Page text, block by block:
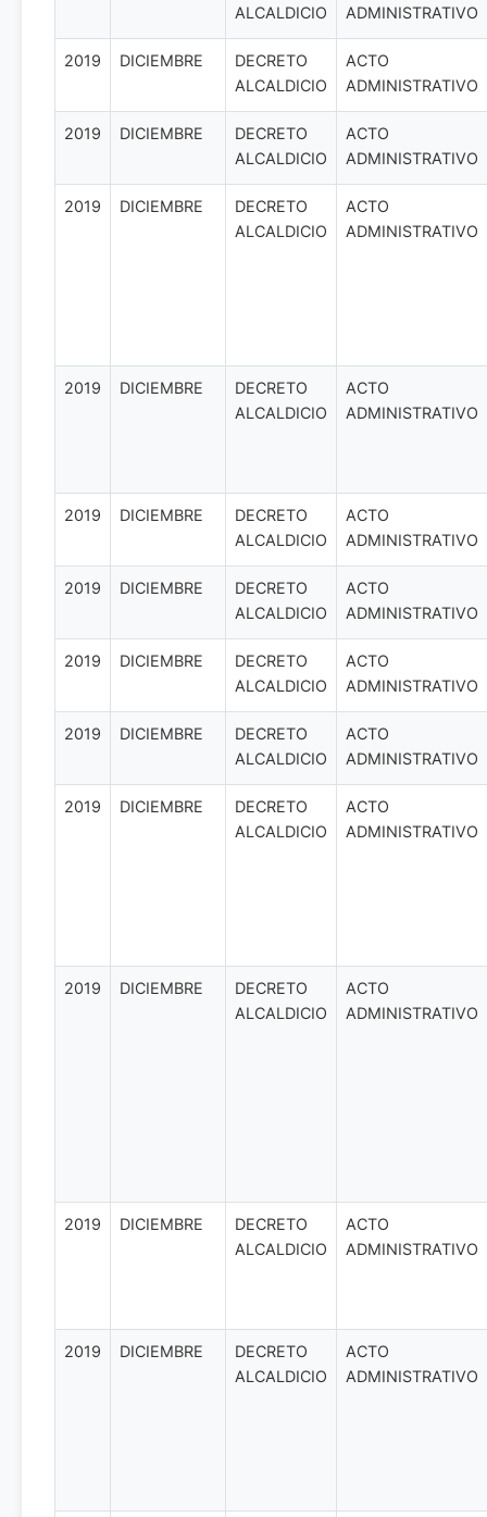
ALCALDICIO
ADMINISTRATIVO
2019 DICIEMBRE
DECRETO
ALCALDICIO
ACTO
ADMINISTRATIVO
2019 DICIEMBRE
DECRETO
ALCALDICIO
ACTO
ADMINISTRATIVO
2019 DICIEMBRE
DECRETO
ALCALDICIO
ACTO
ADMINISTRATIVO
2019 DICIEMBRE
DECRETO
ALCALDICIO
ACTO
ADMINISTRATIVO
2019 DICIEMBRE
DECRETO
ALCALDICIO
ACTO
ADMINISTRATIVO
2019 DICIEMBRE
DECRETO
ALCALDICIO
ACTO
ADMINISTRATIVO
2019 DICIEMBRE
DECRETO
ALCALDICIO
ACTO
ADMINISTRATIVO
2019 DICIEMBRE
DECRETO
ALCALDICIO
ACTO
ADMINISTRATIVO
2019 DICIEMBRE
DECRETO
ALCALDICIO
ACTO
ADMINISTRATIVO
2019 DICIEMBRE
DECRETO
ALCALDICIO
ACTO
ADMINISTRATIVO
2019 DICIEMBRE
DECRETO
ALCALDICIO
ACTO
ADMINISTRATIVO
2019 DICIEMBRE
DECRETO
ALCALDICIO
ACTO
ADMINISTRATIVO